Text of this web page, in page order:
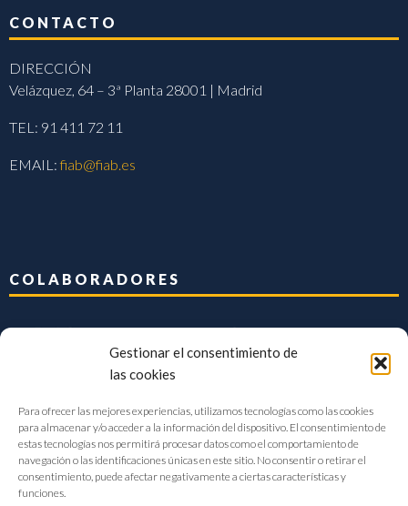
Gestionar el consentimiento de
las cookies
Para ofrecer las mejores experiencias, utilizamos tecnologías como las cookies
para almacenar y/o acceder a la información del dispositivo. El consentimiento de
estas tecnologías nos permitirá procesar datos como el comportamiento de
navegación o las identificaciones únicas en este sitio. No consentir o retirar el
consentimiento, puede afectar negativamente a ciertas características y
funciones.
CONTACTO
DIRECCIÓN
Velázquez, 64 – 3ª Planta 28001 | Madrid
TEL: 91 411 72 11
EMAIL:fiab@fiab.es
COLABORADORES